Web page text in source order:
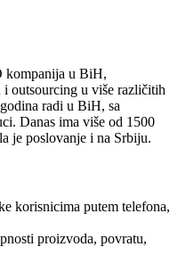
kompanija u BiH,
outsourcing u više različitih
radi u BiH, sa
Danas ima više od 1500
je poslovanje i na Srbiju.
korisnicima putem telefona,
proizvoda, povratu,